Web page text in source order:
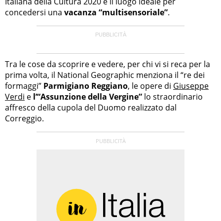
concedersi una vacanza “multisensoriale”.
Tra le cose da scoprire e vedere, per chi vi si reca per la
prima volta, il National Geographic menziona il “re dei
formaggi” Parmigiano Reggiano, le opere di Giuseppe
Verdi e l’“Assunzione della Vergine” lo straordinario
affresco della cupola del Duomo realizzato dal
Correggio.